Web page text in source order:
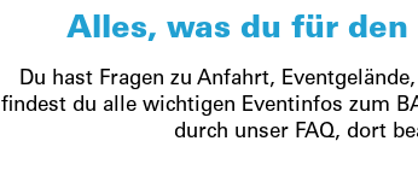
Alles, was du für den
Du hast Fragen zu Anfahrt,
findest du alle wichtigen Eventinfos zum
durch unser FAQ, dort